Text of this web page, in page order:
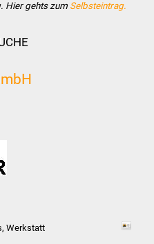
Ortsrecht
Stadtinfo
Hier gehts zum Selbsteintrag.
Werkstatt